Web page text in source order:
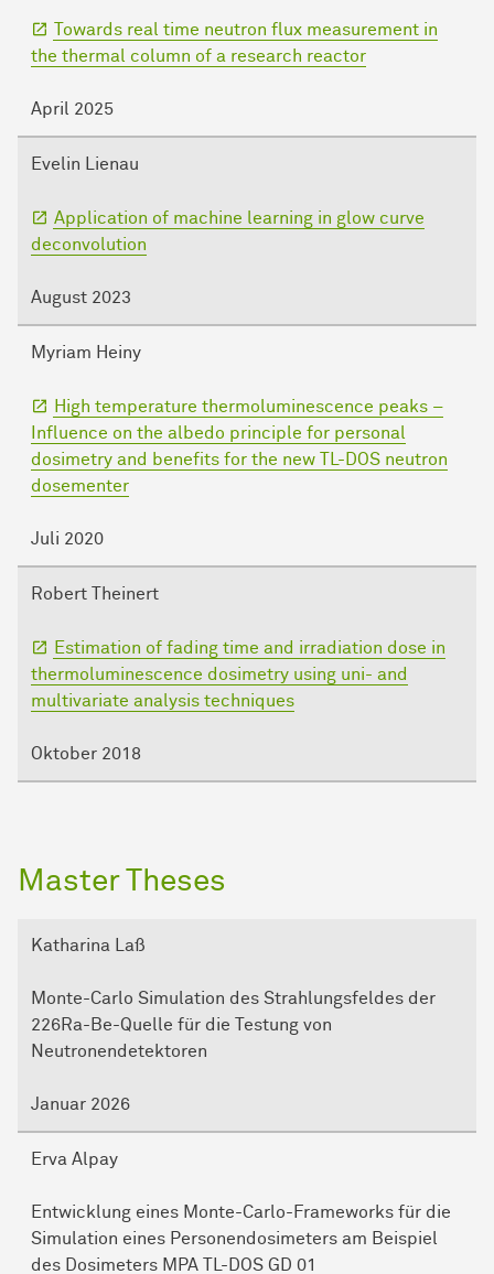
Towards real time neutron flux measurement in
the thermal column of a research reactor
April 2025
Evelin Lienau
Application of machine learning in glow curve
deconvolution
August 2023
Myriam Heiny
High temperature thermoluminescence peaks –
Influence on the albedo principle for personal
dosimetry and benefits for the new TL-DOS neutron
dosementer
Juli 2020
Robert Theinert
Estimation of fading time and irradiation dose in
thermoluminescence dosimetry using uni- and
multivariate analysis techniques
Oktober 2018
Master Theses
Katharina Laß
Monte-Carlo Simulation des Strahlungsfeldes der
226Ra-Be-Quelle für die Testung von
Neutronendetektoren
Januar 2026
Erva Alpay
Entwicklung eines Monte-Carlo-Frameworks für die
Simulation eines Personendosimeters am Beispiel
des Dosimeters MPA TL-DOS GD 01